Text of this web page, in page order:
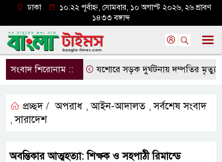
ঢাকা
১০:২২ পূর্বাহ্ন, সোমবার, ১০ অগাস্ট ২০২৬, ২৬ শ্রাবণ
১৪৩৩ বঙ্গাব্দ
সংবাদ শিরোনাম :: যশোরে সড়ক দুর্ঘটনায় দম্পতির মৃত্যু
প্রচ্ছদ / অপরাধ ,আইন-আদালত ,সর্বশেষ সংবাদ
,সারাদেশ
অবন্তিকার আত্মহত্যা: শিক্ষক ও সহপাঠী রিমান্ডে